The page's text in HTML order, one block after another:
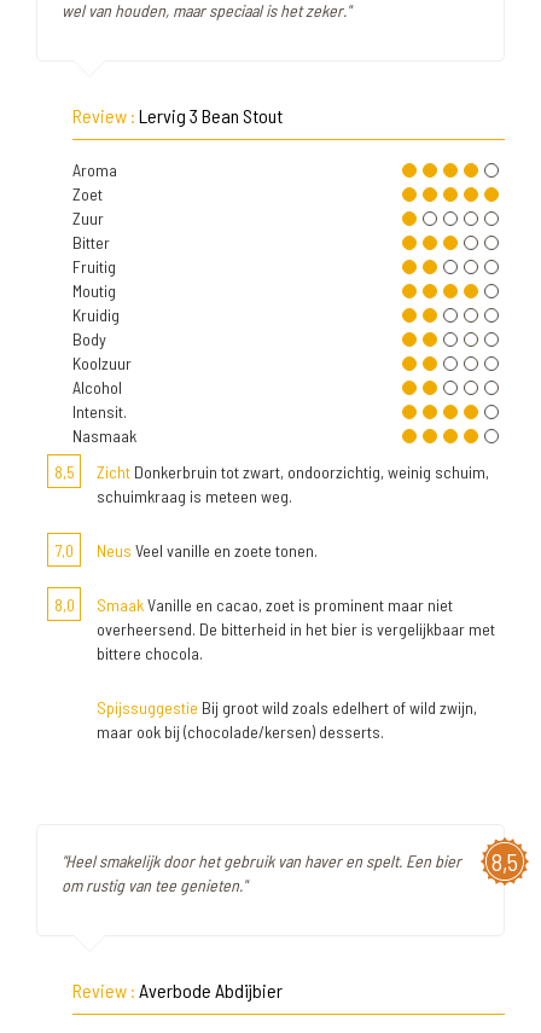
wel van houden, maar speciaal is het zeker."
Review : Lervig 3 Bean Stout
Aroma
Zoet
Zuur
Bitter
Fruitig
Moutig
Kruidig
Body
Koolzuur
Alcohol
Intensit.
Nasmaak
8,5
Zicht Donkerbruin tot zwart, ondoorzichtig, weinig schuim,
schuimkraag is meteen weg.
7,0 Neus Veel vanille en zoete tonen.
8,0 SmaakVanille en cacao, zoet is prominent maar niet
overheersend. De bitterheid in het bier is vergelijkbaar met
bittere chocola.
Spijssuggestie Bij groot wild zoals edelhert of wild zwijn,
maar ook bij (chocolade/kersen) desserts.
8,5
"Heel smakelijk door het gebruik van haver en spelt. Een bier
om rustig van tee genieten."
Review : Averbode Abdijbier